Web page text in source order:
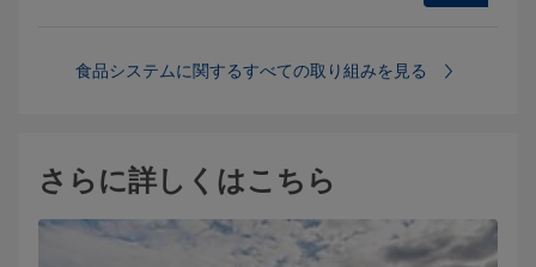
食品システムに関するすべての取り組みを見る
さらに詳しくはこちら